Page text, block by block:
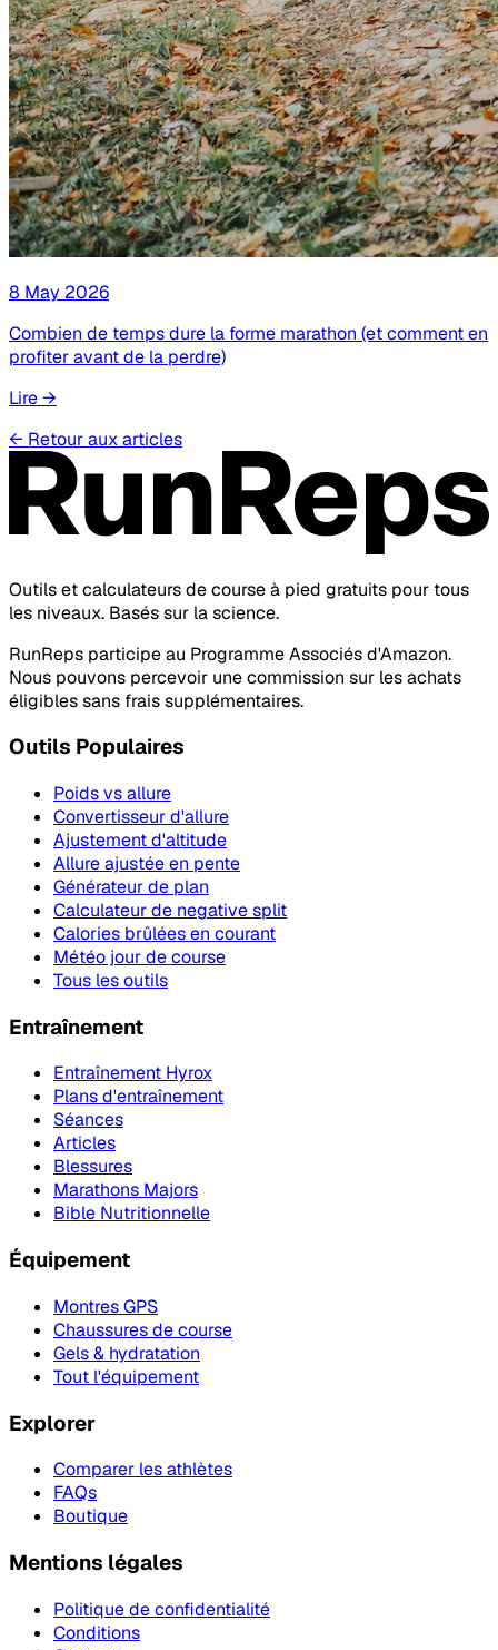
8 May 2026
Combien de temps dure la forme marathon (et comment en
profiter avant de la perdre)
Lire→
← Retour aux articles
Outils et calculateurs de course à pied gratuits pour tous
les niveaux. Basés sur la science.
RunReps participe au Programme Associés d'Amazon.
Nous pouvons percevoir une commission sur les achats
éligibles sans frais supplémentaires.
Outils Populaires
Poids vs allure
Convertisseur d'allure
Ajustement d'altitude
Allure ajustée en pente
Générateur de plan
Calculateur de negative split
Calories brûlées en courant
Météo jour de course
Tous les outils
Entraînement
Entraînement Hyrox
Plans d'entraînement
Séances
Articles
Blessures
Marathons Majors
Bible Nutritionnelle
Équipement
Montres GPS
Chaussures de course
Gels & hydratation
Tout l'équipement
Explorer
Comparer les athlètes
FAQs
Boutique
Mentions légales
Politique de confidentialité
Conditions